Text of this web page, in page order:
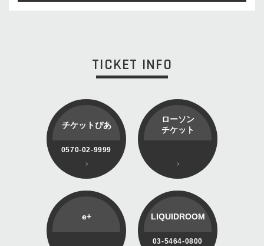
TICKET INFO
チケットぴあ
0570-02-9999
ローソン
チケット
e+ LIQUIDROOM
03-5464-0800